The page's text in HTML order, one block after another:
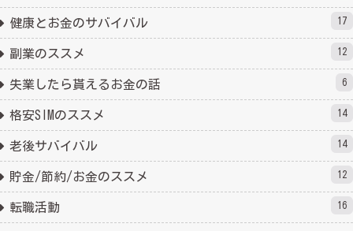
健康とお金のサバイバル 17
副業のススメ 12
失業したら貰えるお金の話 6
格安SIMのススメ 14
老後サバイバル 14
貯金/節約/お金のススメ 12
転職活動 16